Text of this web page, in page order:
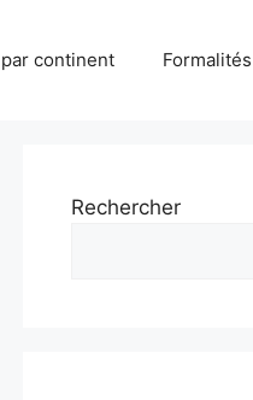
continent Formalités
Rechercher